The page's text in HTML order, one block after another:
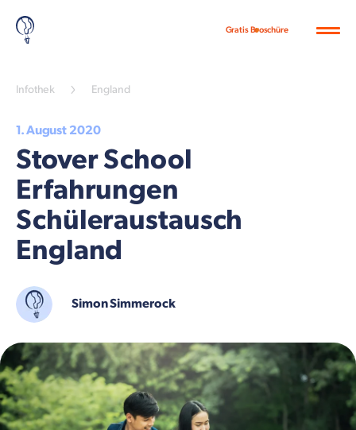
Gratis Broschüre
Infothek England
1. August 2020
Stover School
Erfahrungen
Schüleraustausch
England
Simon Simmerock